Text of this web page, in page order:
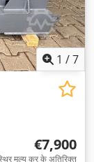
1 /7
€7,900
मूल्य कर के अतिरिक्त